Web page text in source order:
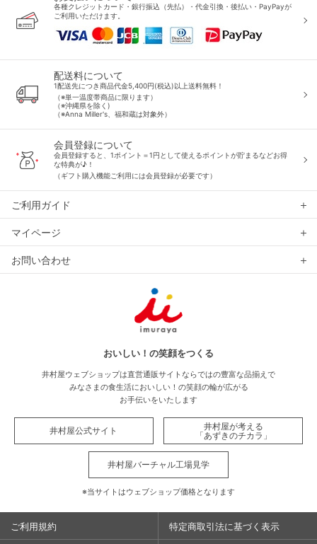
各種クレジットカード・銀行振込（先払）・代金引換・後払い・PayPayが
ご利用いただけます。
配送料について
1配送先につき商品代金5,400円(税込)以上送料無料！
（※単一温度帯商品に限ります）
（※沖縄県を除く)
（※Anna Miller's、福和蔵は対象外）
会員登録について
会員登録すると、1ポイント＝1円として使えるポイントが貯まるなどお得
な特典が♪！
（ギフト購入機能ご利用には会員登録が必要です）
ご利用ガイド
マイページ
お問い合わせ
おいしい！の笑顔をつくる
井村屋ウェブショップは直営通販サイトならではの豊富な品揃えで
みなさまの食生活においしい！の笑顔の輪が広がる
お手伝いをいたします
井村屋公式サイト
井村屋が考える
「あずきのチカラ」
井村屋バーチャル工場見学
※当サイトはウェブショップ価格となります
ご利用規約 特定商取引法に基づく表示